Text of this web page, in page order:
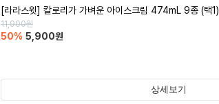
[라라스윗] 칼로리가 가벼운 아이스크림 474mL 9종 (택1)
11,900원
50% 5,900원
상세보기